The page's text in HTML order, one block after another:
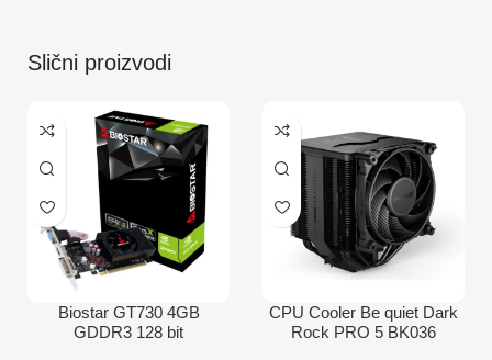
Slični proizvodi
Biostar GT730 4GB
GDDR3 128 bit
CPU Cooler Be quiet Dark
Rock PRO 5 BK036